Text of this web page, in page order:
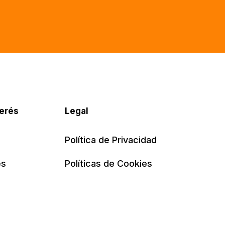
Legal
Política de Privacidad
Políticas de Cookies